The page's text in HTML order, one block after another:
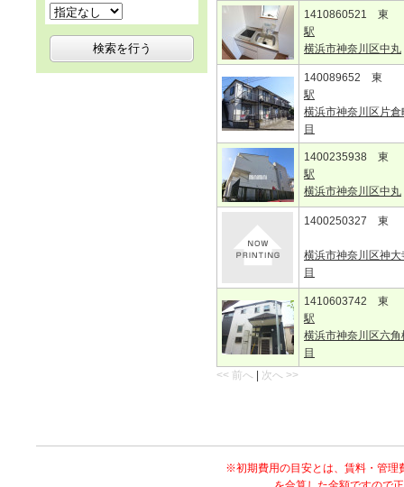
1410860521 東
駅
横浜市神奈川区中丸
140089652 東
駅
横浜市神奈川区片倉
目
1400235938 東
駅
横浜市神奈川区中丸
1400250327 東
横浜市神奈川区神大
目
1410603742 東
駅
横浜市神奈川区六角
目
<< 前へ
次へ >>
※初期費用の目安とは、賃料・管理